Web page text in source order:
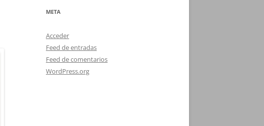
META
Acceder
Feed de entradas
Feed de comentarios
WordPress.org